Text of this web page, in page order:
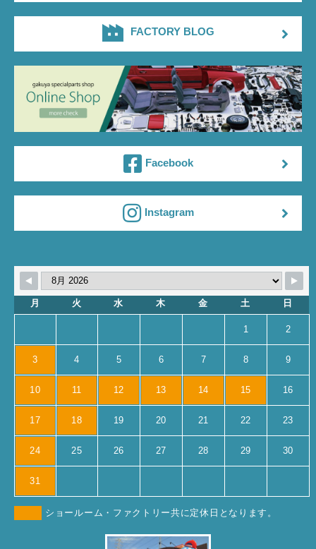
Facebook
Instagram
FACTORY BLOG
月 火 水 木 金 土 日
1 2
3 4 5 6 7 8 9
10 11 12 13 14 15 16
17 18 19 20 21 22 23
24 25 26 27 28 29 30
31
ショールーム・ファクトリー共に定休日となります。